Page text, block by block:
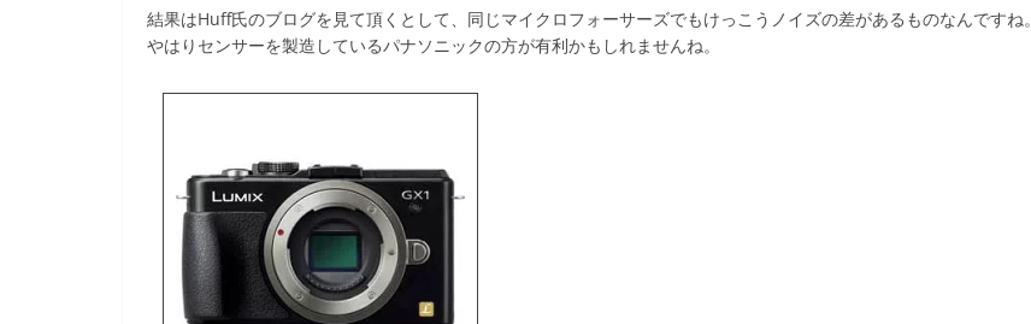
結果はHuff氏のブログを見て頂くとして、同じマイクロフォーサーズでもけっこうノイズの差があるものなんですね。
やはりセンサーを製造しているパナソニックの方が有利かもしれませんね。